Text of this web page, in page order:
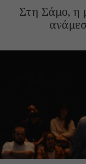
Στη Σάμο, η